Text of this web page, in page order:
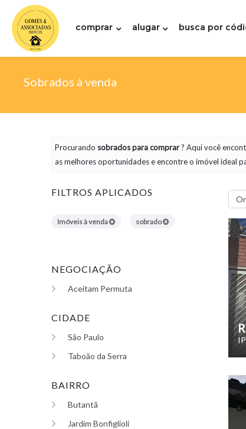
comprar alugar busca por
Sobrados à venda
Procurando sobradospara comprar? Aqui você
as melhores oportunidades e encontre o imóvel ideal
FILTROS APLICADOS
Imóveis à venda sobrado
NEGOCIAÇÃO
Aceitam Permuta
CIDADE
São Paulo
Taboão da Serra
BAIRRO
Butantã
Jardim Bonfiglioli